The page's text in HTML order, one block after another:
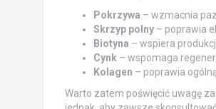
Pokrzywa – wzmacnia
Skrzyp polny– poprawia
Biotyna – wspiera
Cynk– wspomaga
Kolagen – poprawia
Warto zatem poświęcić uwagę